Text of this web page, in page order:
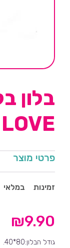
בלון
LOVE שחור
פרטי מוצר
זמינות במלאי
₪9.90
גודל הבלון:80*40.